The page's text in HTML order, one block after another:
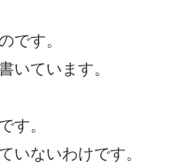
です。
いています。
す。
いないわけです。